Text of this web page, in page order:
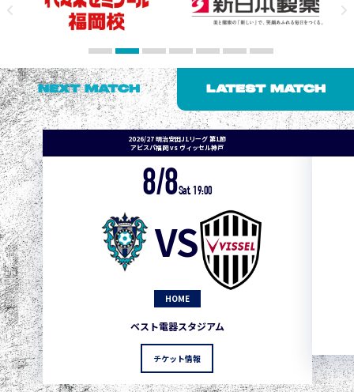
NEXT MATCH LATEST MATCH
2026/27 明治安田J1リーグ 第1節
アビスパ福岡 vs ヴィッセル神戸
8/8Sat. 19:00
VS
HOME
ベスト電器スタジアム
チケット情報